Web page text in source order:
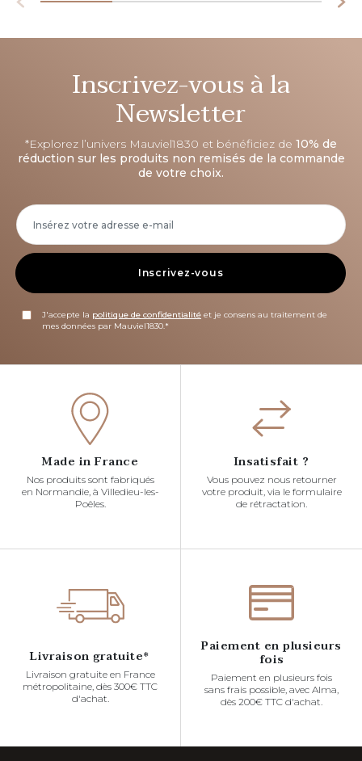
Inscrivez-vous à la
Newsletter
*Explorez l’univers Mauviel1830 et bénéficiez de 10% de
réduction sur les produits non remisés de la commande
de votre choix.
Inscrivez-vous
J'accepte la politique de confidentialité et je consens au traitement de
mes données par Mauviel1830.*
Made in France
Nos produits sont fabriqués
en Normandie, à Villedieu-les-
Poêles.
Insatisfait ?
Vous pouvez nous retourner
votre produit, via le formulaire
de rétractation.
Livraison gratuite*
Livraison gratuite en France
métropolitaine, dès 300€ TTC
d'achat.
Paiement en plusieurs
fois
Paiement en plusieurs fois
sans frais possible, avec Alma,
dès 200€ TTC d'achat.